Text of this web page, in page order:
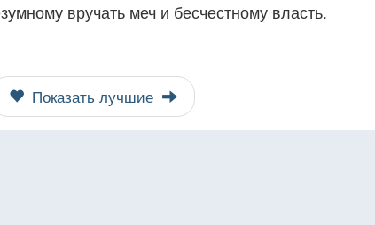
вручать меч и бесчестному власть.
Показать лучшие